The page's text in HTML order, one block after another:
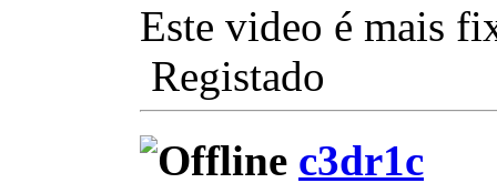
Este video é mais
Registado
c3dr1c